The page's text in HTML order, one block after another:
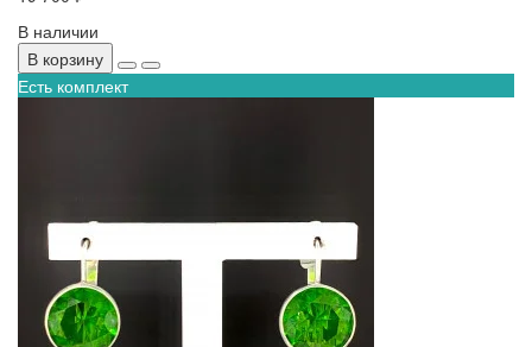
В наличии
В корзину
Есть комплект